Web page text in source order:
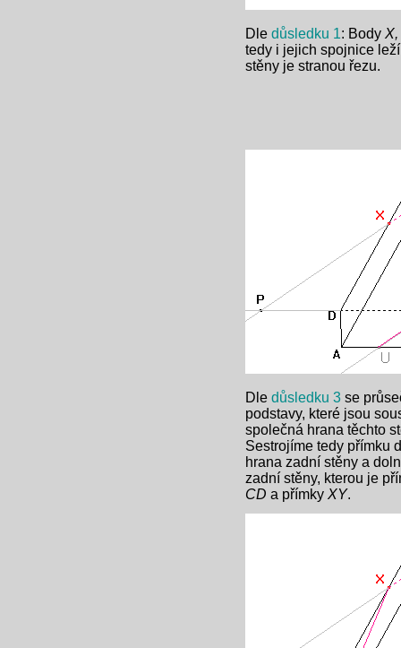
Dle důsledku 1: Body X,
tedy i jejich spojnice
stěny je stranou řezu.
Dle důsledku 3 se
podstavy, které jsou
společná hrana těchto
Sestrojíme tedy přímku
hrana zadní stěny a
zadní stěny, kterou je
CD a přímky XY.